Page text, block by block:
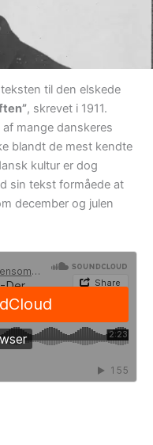
til den elskede
, skrevet i 1911.
mange danskeres
blandt de mest kendte
kultur er dog
sin tekst formåede at
december og julen